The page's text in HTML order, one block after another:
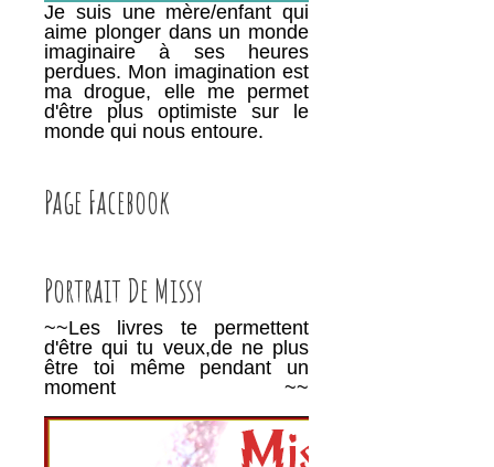
Je suis une mère/enfant qui
aime plonger dans un monde
imaginaire à ses heures
perdues. Mon imagination est
ma drogue, elle me permet
d'être plus optimiste sur le
monde qui nous entoure.
Page Facebook
Portrait De Missy
~~Les livres te permettent
d'être qui tu veux,de ne plus
être toi même pendant un
moment ~~